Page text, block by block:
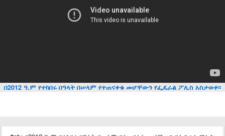
በ2012 ዓ.ም የተከበሩ በዓላት በሠላም የተጠናቀቁ መሆቸውን የፌዴራል ፖሊስ አስታወቀ፡፡